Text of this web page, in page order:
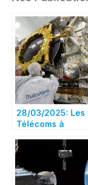
28/03/2025: Les
Télécoms à
l’Observation à
Cannes, la
et le radar en